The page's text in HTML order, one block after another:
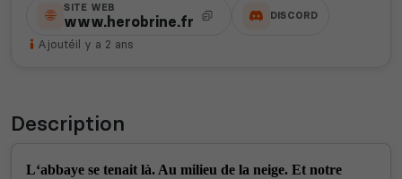
SITE WEB
www.herobrine.fr DISCORD
Ajoutéil y a 2 ans
Description
L‘abbaye se tenait là. Au milieu de la neige. Et notre